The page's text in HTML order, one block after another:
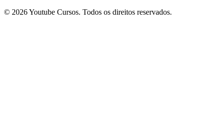
© 2026 Youtube Cursos. Todos os direitos reservados.